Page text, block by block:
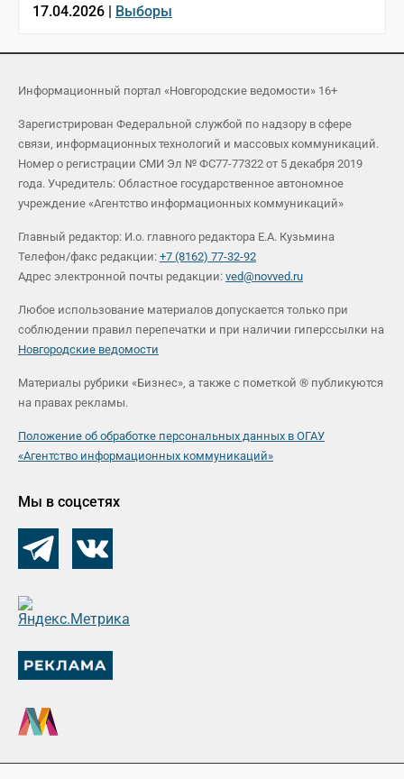
17.04.2026 | Выборы
Информационный портал «Новгородские ведомости» 16+
Зарегистрирован Федеральной службой по надзору в сфере
связи, информационных технологий и массовых коммуникаций.
Номер о регистрации СМИ Эл № ФС77-77322 от 5 декабря 2019
года. Учредитель: Областное государственное автономное
учреждение «Агентство информационных коммуникаций»
Главный редактор: И.о. главного редактора Е.А. Кузьмина
Телефон/факс редакции: +7 (8162) 77-32-92
Адрес электронной почты редакции: ved@novved.ru
Любое использование материалов допускается только при
соблюдении правил перепечатки и при наличии гиперссылки на
Новгородские ведомости
Материалы рубрики «Бизнес», а также с пометкой ® публикуются
на правах рекламы.
Положение об обработке персональных данных в ОГАУ
«Агентство информационных коммуникаций»
Мы в соцсетях